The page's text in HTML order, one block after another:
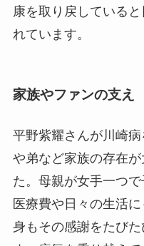
康を取り戻している
れています。
家族やファンの支え
平野紫耀さんが川崎
や弟など家族の存在
た。母親が女手一つで
医療費や日々の生活
身もその感謝をたび